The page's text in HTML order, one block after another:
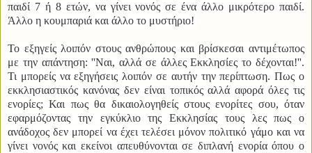
παιδί 7 ή 8 ετών, να γίνει νονός σε ένα άλλο μικρότερο παιδί.
Άλλο η κουμπαριά και άλλο το μυστήριο!
Το εξηγείς λοιπόν στους ανθρώπους και βρίσκεσαι αντιμέτωπος
με την απάντηση: ''Ναι, αλλά σε άλλες Εκκλησίες το δέχονται!''.
Τι μπορείς να εξηγήσεις λοιπόν σε αυτήν την περίπτωση. Πως ο
εκκλησιαστικός κανόνας δεν είναι τοπικός αλλά αφορά όλες τις
ενορίες; Και πως θα δικαιολογηθείς στους ενορίτες σου, όταν
εφαρμόζοντας την εγκύκλιο της Εκκλησίας τους λες πως ο
ανάδοχος δεν μπορεί να έχει τελέσει μόνον πολιτικό γάμο και να
γίνει νονός και εκείνοι απευθύνονται σε διπλανή ενορία όπου ο